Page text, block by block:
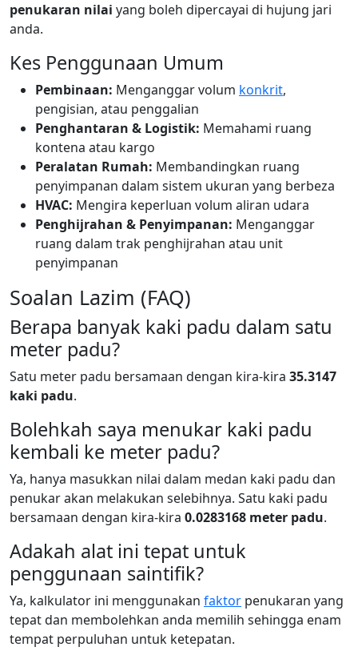
penukaran nilai yang boleh dipercayai di hujung jari
anda.
Kes Penggunaan Umum
Pembinaan: Menganggar volum konkrit,
pengisian, atau penggalian
Penghantaran & Logistik: Memahami ruang
kontena atau kargo
Peralatan Rumah: Membandingkan ruang
penyimpanan dalam sistem ukuran yang berbeza
HVAC: Mengira keperluan volum aliran udara
Penghijrahan & Penyimpanan: Menganggar
ruang dalam trak penghijrahan atau unit
penyimpanan
Soalan Lazim (FAQ)
Berapa banyak kaki padu dalam satu
meter padu?
Satu meter padu bersamaan dengan kira-kira 35.3147
kaki padu.
Bolehkah saya menukar kaki padu
kembali ke meter padu?
Ya, hanya masukkan nilai dalam medan kaki padu dan
penukar akan melakukan selebihnya. Satu kaki padu
bersamaan dengan kira-kira 0.0283168 meter padu.
Adakah alat ini tepat untuk
penggunaan saintifik?
Ya, kalkulator ini menggunakan faktor penukaran yang
tepat dan membolehkan anda memilih sehingga enam
tempat perpuluhan untuk ketepatan.